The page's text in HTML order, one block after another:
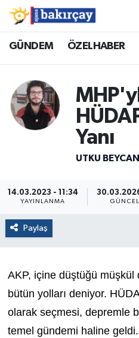
GÜNDEM ÖZELHABER
Yanı
UTKU BEYCAN
14.03.2023 - 11:34
YAYINLANMA
Paylaş
AKP, içine düştüğü
bütün yolları deniyor.
olarak seçmesi, depremle
temel gündemi haline
İzmir Nöbetçi
İzmir Namaz Vakitleri
İzmir Trafik Yoğunluk
Tüm Manşetler
Son Dakika Haberleri